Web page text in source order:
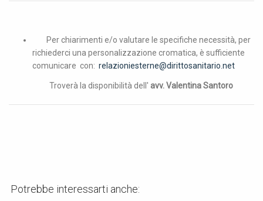
Per chiarimenti e/o valutare le specifiche necessità, per
richiederci una personalizzazione cromatica, è sufficiente
comunicare con: relazioniesterne@dirittosanitario.net
Troverà la disponibilità dell' avv. Valentina Santoro
Potrebbe interessarti anche: